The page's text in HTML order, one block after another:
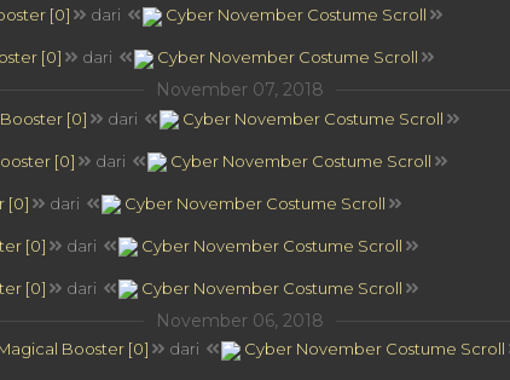
[0] dari Cyber November Costume Scroll
[0] dari Cyber November Costume Scroll
November 07, 2018
[0] dari Cyber November Costume Scroll
[0] dari Cyber November Costume Scroll
[0] dari Cyber November Costume Scroll
[0] dari Cyber November Costume Scroll
[0] dari Cyber November Costume Scroll
November 06, 2018
Booster [0] dari Cyber November Costume Scroll